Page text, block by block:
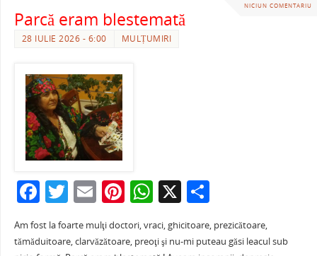
NICIUN COMENTARIU
Parcă eram blestemată
28 IULIE 2026 - 6:00 MULȚUMIRI
F
a
c
T
itt
E
m
ai
Pi
nt
er
W
h
at
X P
ta
Am fost la foarte mulţi doctori, vraci, ghicitoare, prezicătoare,
tămăduitoare, clarvăzătoare, preoţi şi nu-mi puteau găsi leacul sub